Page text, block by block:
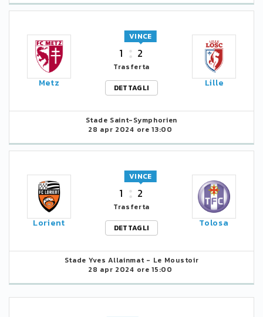
Metz
1 2
VINCE
Trasferta
DETTAGLI
Lille
Stade Saint-Symphorien
28 apr 2024 ore 13:00
Lorient
1 2
VINCE
Trasferta
DETTAGLI
Tolosa
Stade Yves Allainmat - Le Moustoir
28 apr 2024 ore 15:00